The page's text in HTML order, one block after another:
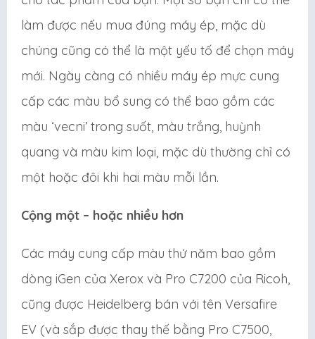
làm được nếu mua đúng máy ép, mặc dù
chúng cũng có thể là một yếu tố để chọn máy
mới. Ngày càng có nhiều máy ép mực cung
cấp các màu bổ sung có thể bao gồm các
màu ‘vecni’ trong suốt, màu trắng, huỳnh
quang và màu kim loại, mặc dù thường chỉ có
một hoặc đôi khi hai màu mỗi lần.
Cộng một – hoặc nhiều hơn
Các máy cung cấp màu thứ năm bao gồm
dòng iGen của Xerox và Pro C7200 của Ricoh,
cũng được Heidelberg bán với tên Versafire
EV (và sắp được thay thế bằng Pro C7500,